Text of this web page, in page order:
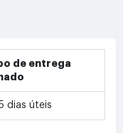
de entrega
dias úteis